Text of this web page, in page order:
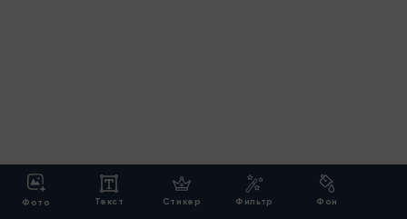
Фото Текст Стикер Фильтр Фон